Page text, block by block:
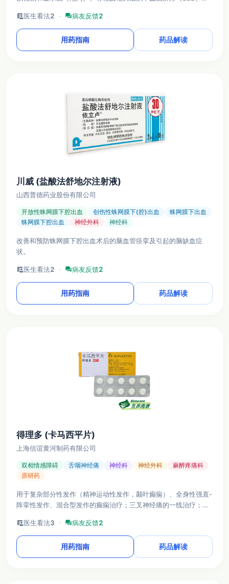
clinical_notes医生看法2 · forum病友反馈2
用药指南 药品解读
川威 (盐酸法舒地尔注射液)
山西普德药业股份有限公司
开放性蛛网膜下腔出血 创伤性蛛网膜下(腔)出血
蛛网膜下出血
蛛网膜下腔出血
神经外科 神经科
改善和预防蛛网膜下腔出血术后的脑血管痉挛及引起的脑缺血症
状。
clinical_notes医生看法2 · forum病友反馈2
用药指南 药品解读
得理多 (卡马西平片)
上海信谊黄河制药有限公司
双相情感障碍 舌咽神经痛 神经科 神经外科
麻醉疼痛科
原研药
用于复杂部分性发作（精神运动性发作，颞叶癫痫）、全身性强直-
阵挛性发作、混合型发作的癫痫治疗；三叉神经痛的一线治疗；急
尿崩症及某些神经性疼痛（如舌咽神经痛、脊髓痨性闪电样痛、糖
尿病性周围神经痛）。
clinical_notes医生看法3 · forum病友反馈2
用药指南 药品解读